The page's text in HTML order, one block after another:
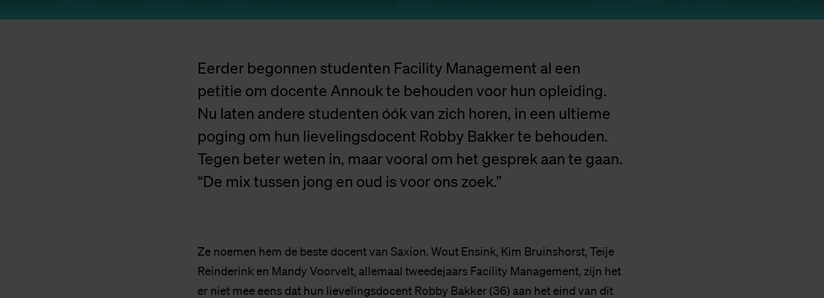
Eerder begonnen studenten Facility Management al een
petitie om docente Annouk te behouden voor hun opleiding.
Nu laten andere studenten óók van zich horen, in een ultieme
poging om hun lievelingsdocent Robby Bakker te behouden.
Tegen beter weten in, maar vooral om het gesprek aan te gaan.
“De mix tussen jong en oud is voor ons zoek.”
Ze noemen hem de beste docent van Saxion. Wout Ensink, Kim Bruinshorst, Teije
Reinderink en Mandy Voorvelt, allemaal tweedejaars Facility Management, zijn het
er niet mee eens dat hun lievelingsdocent Robby Bakker (36) aan het eind van dit